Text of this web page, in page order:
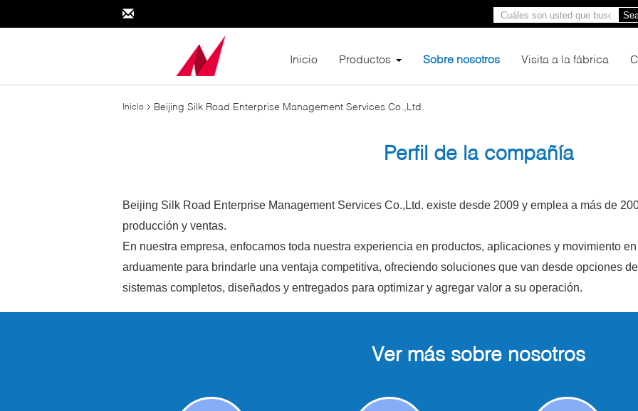
Inicio Productos Sobre nosotros Visita a la fábrica
Inicio Beijing Silk Road Enterprise Management Services Co.,Ltd.
Perfil de la compañía
Beijing Silk Road Enterprise Management Services Co.,Ltd. existe desde 2009 y emplea a más de
producción y ventas.
En nuestra empresa, enfocamos toda nuestra experiencia en productos, aplicaciones y movimiento
arduamente para brindarle una ventaja competitiva, ofreciendo soluciones que van desde opciones
sistemas completos, diseñados y entregados para optimizar y agregar valor a su operación.
Ver más sobre nosotros